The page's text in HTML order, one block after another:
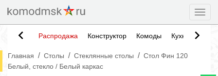
Распродажа Конструктор Комоды Кухни
Главная / Столы / Стеклянные столы / Стол Фин 120
Белый, стекло / Белый каркас